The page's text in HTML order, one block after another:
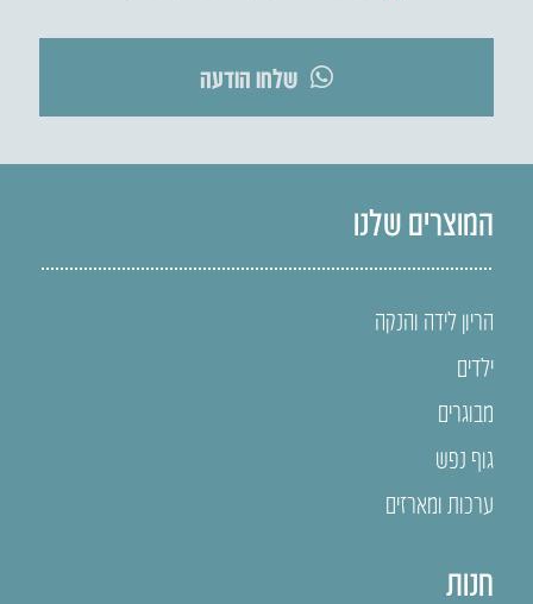
שלחו הודעה
המוצרים שלנו
הריון לידה והנקה
ילדים
מבוגרים
גוף נפש
ערכות ומארזים
חנות